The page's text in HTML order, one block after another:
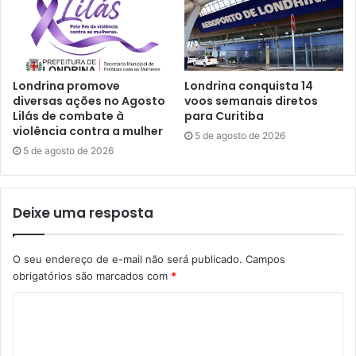
focarmos no que realmente importa para o cidadão. Se o
que a gente fizer não melhorar o dia a dia não vamos
transformar Londrina em uma cidade realmente inteligente
porque o cidadão vai continuar com as mesmas
dificuldades”.
Na avaliação do presidente da Cohab-LD, Luciano Godoi,
não é possível promover políticas públicas eficientes sem
que que se tenham dados e informações fornecidos pela
estatísticas oficiais, são cruciais para a implantação de
políticas públicas eficazes”, disse.
“Nosso compromisso é implementar soluções inovadoras
Londrina promove
diversas ações no Agosto
Lilás de combate à
violência contra a mulher
5 de agosto de 2026
Londrina conquista 14
voos semanais diretos
para Curitiba
5 de agosto de 2026
Deixe uma resposta
O seu endereço de e-mail não será publicado. Campos
obrigatórios são marcados com *